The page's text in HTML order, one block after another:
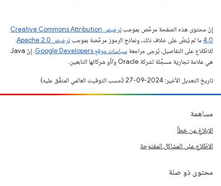
إنّ محتوى هذه الصفحة مرخّص بموجب
ترخيص Creative Commons Attribution
4.0‏ ما لم يُنصّ على خلاف ذلك، ونماذج الرموز مرخّصة بموجبترخيص Apache 2.0‏
.
للاطّلاع على التفاصيل، يُرجى مراجعة سياسات موقع Google Developers‏
. إنّ Java
هي علامة تجارية مسجَّلة لشركة Oracle و/أو شركائها التابعين.
تاريخ التعديل الأخير: 2024-09-27 (حسب التوقيت العالمي المتفَّق عليه)
مساهمة
الإبلاغ عن خطأ
الاطّلاع على المشاكل المفتوحة
محتوى ذو صلة